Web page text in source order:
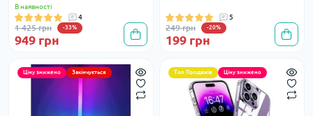
В наявності
4
1 425 грн -33%
949 грн
5
249 грн -20%
199 грн
Ціну знижено Закінчується Топ Продажів Ціну знижено